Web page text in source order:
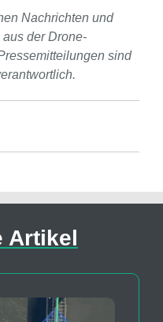
Nachrichten und
der Drone-
sind
Artikel